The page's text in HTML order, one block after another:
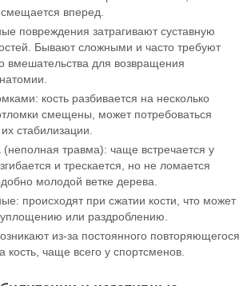
смещается вперед.
повреждения затрагивают суставную
Бывают сложными и часто требуют
вмешательства для возвращения
кость разбивается на несколько
смещены, может потребоваться
стабилизации.
(неполная травма): чаще встречается у
и трескается, но не ломается
молодой ветке дерева.
происходят при сжатии кости, что может
уплощению или раздроблению.
из-за постоянного повторяющегося
кость, чаще всего у спортсменов.